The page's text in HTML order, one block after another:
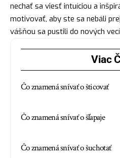
nechať sa viesť intuíciou a
motivovať, aby ste sa nebáli
vášňou sa pustili do nových
Viac
Čo znamená snívať o šticovať
Čo znamená snívať o šľapaje
Čo znamená snívať o šuchotať